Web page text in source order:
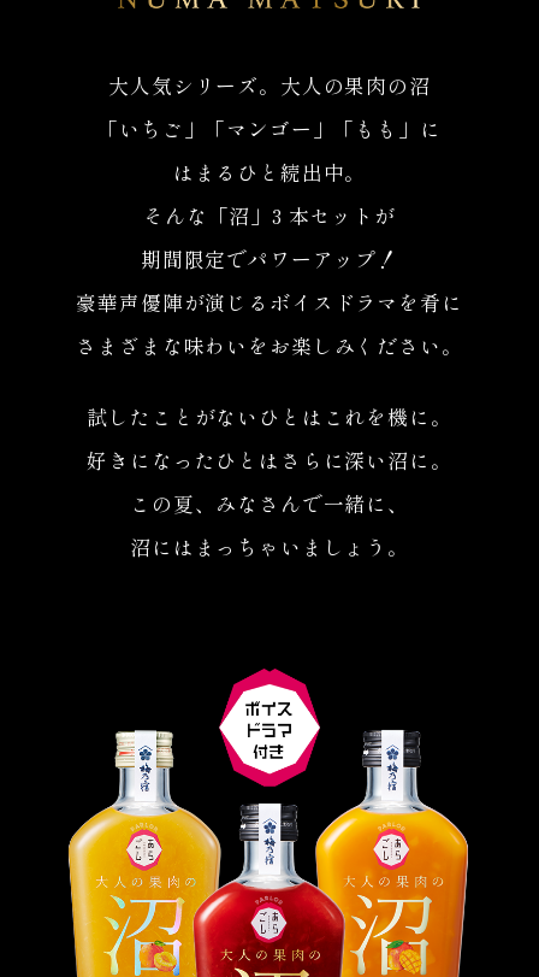
大人気シリーズ。大人の果肉の沼
「いちご」「マンゴー」「もも」に
はまるひと続出中。
そんな「沼」3 本セットが
期間限定でパワーアップ！
豪華声優陣が演じるボイスドラマを肴に
さまざまな味わいをお楽しみください。
試したことがないひとはこれを機に。
好きになったひとはさらに深い沼に。
この夏、みなさんで一緒に、
沼にはまっちゃいましょう。